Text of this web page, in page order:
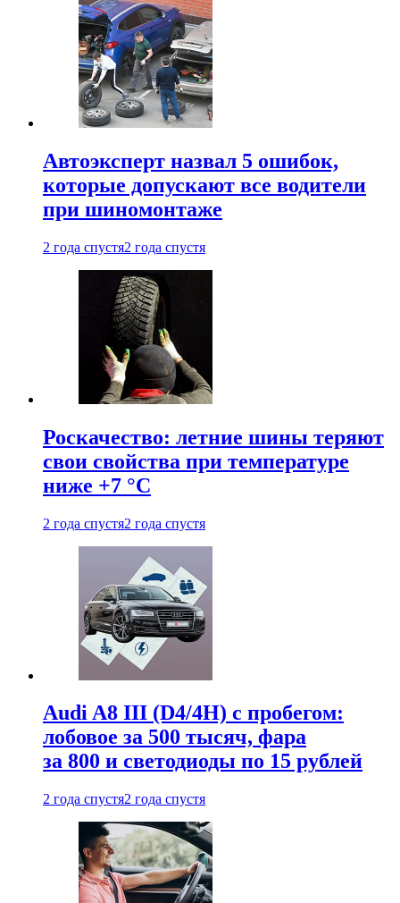
Автоэксперт назвал 5 ошибок,
которые допускают все водители
при шиномонтаже
2 года спустя2 года спустя
Роскачество: летние шины теряют
свои свойства при температуре
ниже +7 °C
2 года спустя2 года спустя
Audi A8 III (D4/4H) c пробегом:
лобовое за 500 тысяч, фара
за 800 и светодиоды по 15 рублей
2 года спустя2 года спустя